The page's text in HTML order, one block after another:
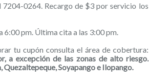
0264. Recargo de $3 por servicio los
6:00 pm. Última cita a las 3:00 pm.
tu cupón consulta el área de cobertura:
a excepción de las zonas de alto riesgo.
Soyapango e Ilopango.